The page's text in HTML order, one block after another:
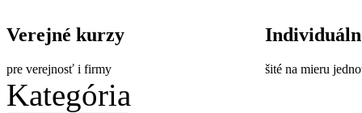
Verejné kurzy
pre verejnosť i firmy šité na mieru
Kategória